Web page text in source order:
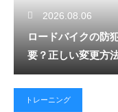
2026.08.06
ロードバイクの防
要？正しい変更方
トレーニング